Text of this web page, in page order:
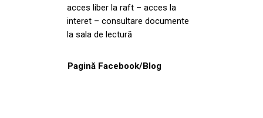
acces liber la raft – acces la
interet – consultare documente
la sala de lectură
Pagină Facebook/Blog